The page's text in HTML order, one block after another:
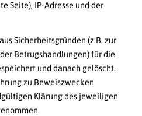
Seite), IP-Adresse und der
Sicherheitsgründen (z.B. zur
Betrugshandlungen) für die
und danach gelöscht.
zu Beweiszwecken
Klärung des jeweiligen